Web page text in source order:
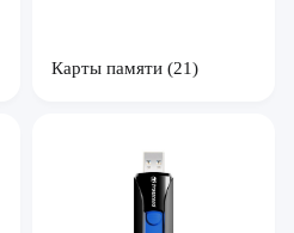
Карты памяти (21)